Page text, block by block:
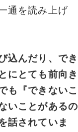
通を読み上げ
込んだり、でき
にとても前向き
も『できないこ
いことがあるの
話されていま